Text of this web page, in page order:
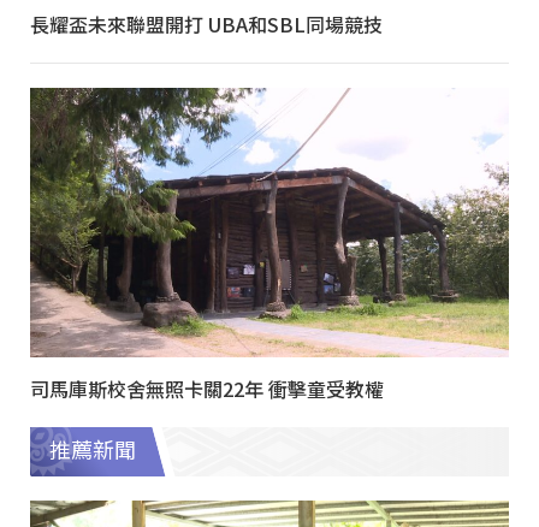
長耀盃未來聯盟開打 UBA和SBL同場競技
司馬庫斯校舍無照卡關22年 衝擊童受教權
推薦新聞